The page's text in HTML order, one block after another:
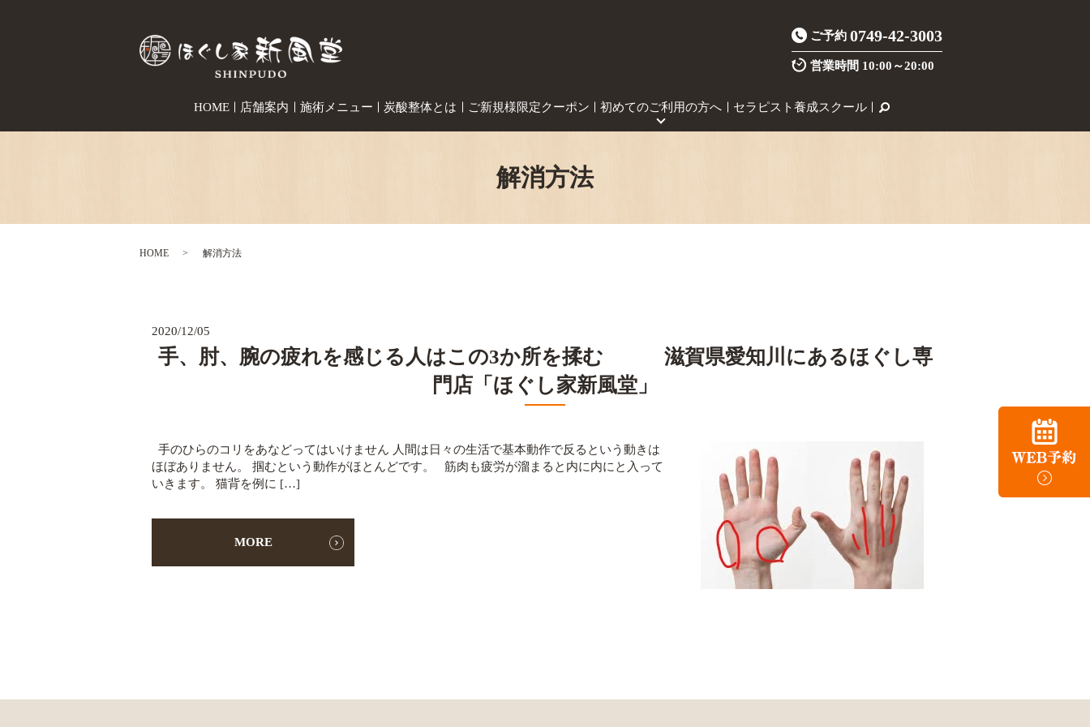
ご予約 0749-42-3003
営業時間 10:00～20:00
HOME 店舗案内 施術メニュー 炭酸整体とは ご新規様限定クーポン 初めてのご利用の方へ セラピスト養成スクール
解消方法
HOME 解消方法
2020/12/05
手、肘、腕の疲れを感じる人はこの3か所を揉む 滋賀県愛知川にあるほぐし専
門店「ほぐし家新風堂」
手のひらのコリをあなどってはいけません 人間は日々の生活で基本動作で反るという動きは
ほぼありません。 掴むという動作がほとんどです。 筋肉も疲労が溜まると内に内にと入って
いきます。 猫背を例に […]
MORE